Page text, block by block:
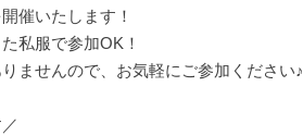
催いたします！
私服で参加OK！
ませんので、お気軽にご参加ください♪